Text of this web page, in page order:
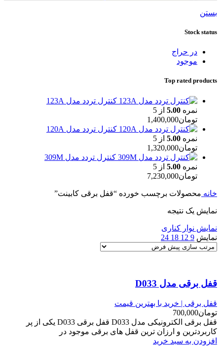
بستن
Stock status
در حراج
موجود
Top rated products
کنترل تردد مدل 123A
نمره 5.00 از 5
تومان1,400,000
کنترل تردد مدل 120A
نمره 5.00 از 5
تومان1,320,000
کنترل تردد مدل 309M
نمره 5.00 از 5
تومان7,230,000
خانه محصولات برچسب خورده “قفل برقی کابینت”
نمایش یک نتیجه
نمایش نوار کناری
نمایش 9
12
18
24
قفل برقی مدل D033
قفل برقی | خرید با بهترین قیمت
تومان700,000
قفل برقی الکترونیکی مدل D033 قفل برقی D033 یکی از پر
کاربردترین و ارزان ترین قفل های برقی موجود در
افزودن به سبد خرید